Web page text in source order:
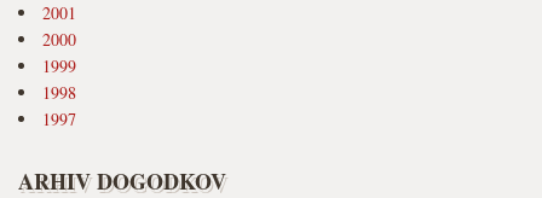
2001
2000
1999
1998
1997
ARHIV DOGODKOV